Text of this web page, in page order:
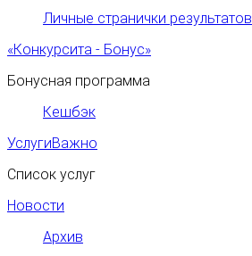
Личные странички результатов
«Конкурсита - Бонус»
Бонусная программа
Кешбэк
УслугиВажно
Список услуг
Новости
Архив